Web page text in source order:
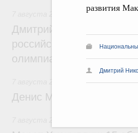
развития
Дмитрий
Отрасль
Дмитрий Чернышенко и
российскую сборную с
олимпиаде по
Общие вопросы
Денис Мантуров